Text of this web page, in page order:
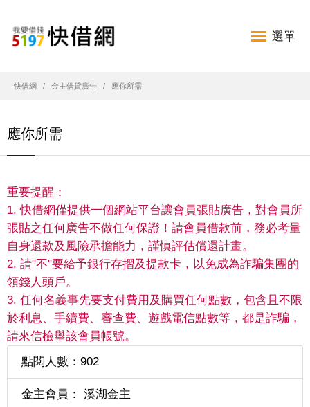
選單
快借網 金主借貸廣告 應你所需
應你所需
重要提醒：
1. 快借網僅提供一個網站平台讓會員張貼廣告，對會員所
張貼之任何廣告不做任何保證！請會員借款前，務必考量
自身還款及風險承擔能力，謹慎評估償還計畫。
2. 請"不"要給予銀行存摺及提款卡，以免成為詐騙集團的
領錢人頭戶。
3. 任何名義事先要支付費用及購買任何點數，包含且不限
於利息、手續費、審查費、遊戲電信點數等，都是詐騙，
請來信檢舉該會員帳號。
點閱人數：902
金主會員： 溪湖金主